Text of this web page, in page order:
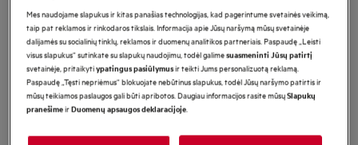
Gaminio informacijos lapas
Pagrindiniai privalumai
Džiovyklė „9000 AbsoluteCare® Plus“ tolygiai išdžiovina visus drabužius.
Technologija „3DScan“ – tolygiai išdžiovina net pūkines antklodes ir
striukes.
„AbsoluteCare®“ – vilnai, šilkui ar net lauko drabužiams parenkamas
džiovinimas.
Mes naudojame slapukus ir kitas panašias technologijas, kad pagerintume svetainės veikimą,
taip pat reklamos ir rinkodaros tikslais. Informacija apie Jūsų naršymą mūsų svetainėje
dalijamės su socialinių tinklų, reklamos ir duomenų analitikos partneriais. Paspaudę „Leisti
visus slapukus“ sutinkate su slapukų naudojimu, todėl galimesuasmeninti Jūsų patirtį
svetainėje, pritaikytiypatingus pasiūlymusir teikti Jums personalizuotą reklamą.
Paspaudę „Tęsti nepriėmus“ blokuojate nebūtinus slapukus, todėl Jūsų naršymo patirtis ir
mūsų teikiamos paslaugos gali būti apribotos. Daugiau informacijos rasite mūsųSlapukų
pranešimeirDuomenų apsaugos deklaracijoje.